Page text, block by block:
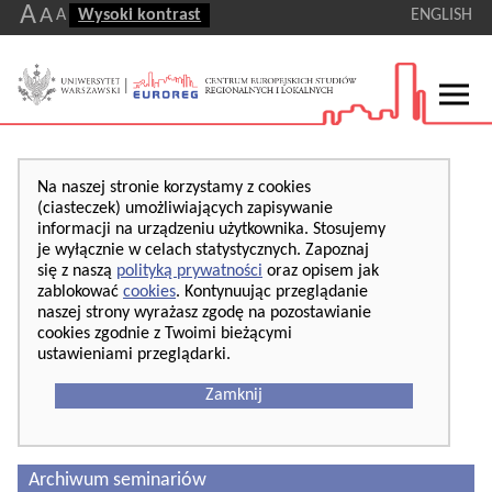
AA A Wysoki kontrast ENGLISH
Na naszej stronie korzystamy z cookies
(ciasteczek) umożliwiających zapisywanie
informacji na urządzeniu użytkownika. Stosujemy
je wyłącznie w celach statystycznych. Zapoznaj
się z naszą polityką prywatności oraz opisem jak
zablokować cookies. Kontynuując przeglądanie
naszej strony wyrażasz zgodę na pozostawianie
cookies zgodnie z Twoimi bieżącymi
ustawieniami przeglądarki.
Zamknij
Archiwum seminariów